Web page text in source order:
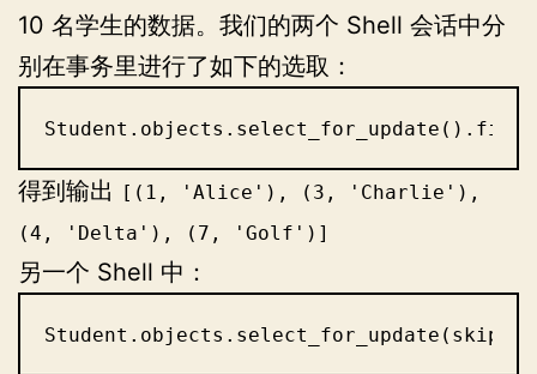
10 名学生的数据。我们的两个 Shell 会话中分
别在事务里进行了如下的选取：
得到输出
[(1, 'Alice'), (3, 'Charlie'),
(4, 'Delta'), (7, 'Golf')]
另一个 Shell 中：